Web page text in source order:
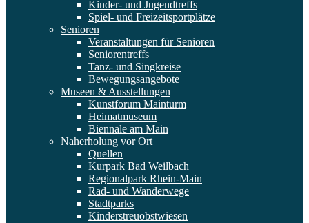
Kinder- und Jugendtreffs
Spiel- und Freizeitsportplätze
Senioren
Veranstaltungen für Senioren
Seniorentreffs
Tanz- und Singkreise
Bewegungsangebote
Museen & Ausstellungen
Kunstforum Mainturm
Heimatmuseum
Biennale am Main
Naherholung vor Ort
Quellen
Kurpark Bad Weilbach
Regionalpark Rhein-Main
Rad- und Wanderwege
Stadtparks
Kinderstreuobstwiesen